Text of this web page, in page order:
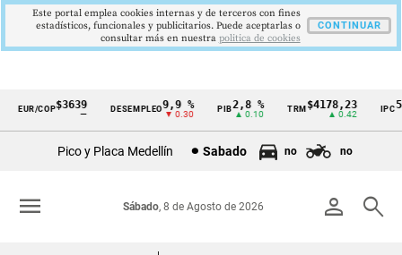
Cintillo
Colombia
EUR/COP$3639 DESEMPLEO 9,9 %
▼ 0.30
PIB2,8 %
▲ 0.10
TRM $4178,23
▲ 0.42 ▼
Pico y Placa Medellín Sabado no no
person search
Sábado, 8 de Agosto de 2026
menu
Este portal emplea cookies internas y de terceros con fines
estadísticos, funcionales y publicitarios. Puede aceptarlas o
consultar más en nuestra politica de cookies
CONTINUAR